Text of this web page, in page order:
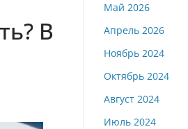
В
Май 2026
Апрель 2026
Ноябрь 2024
Октябрь 2024
Август 2024
Июль 2024